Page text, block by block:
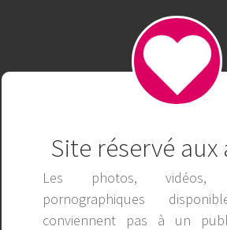
Site réservé
Les photos,
pornographiques
conviennent pas à un